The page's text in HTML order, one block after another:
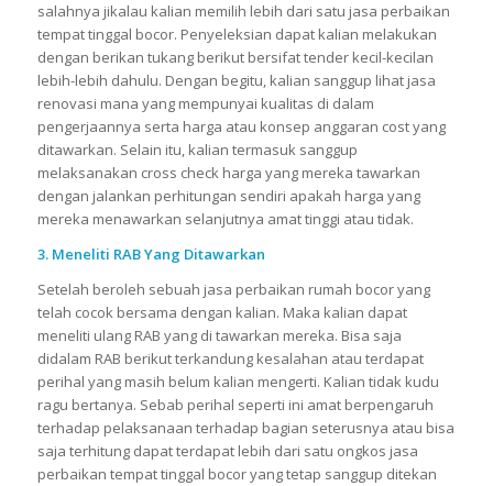
salahnya jikalau kalian memilih lebih dari satu jasa perbaikan
tempat tinggal bocor. Penyeleksian dapat kalian melakukan
dengan berikan tukang berikut bersifat tender kecil-kecilan
lebih-lebih dahulu. Dengan begitu, kalian sanggup lihat jasa
renovasi mana yang mempunyai kualitas di dalam
pengerjaannya serta harga atau konsep anggaran cost yang
ditawarkan. Selain itu, kalian termasuk sanggup
melaksanakan cross check harga yang mereka tawarkan
dengan jalankan perhitungan sendiri apakah harga yang
mereka menawarkan selanjutnya amat tinggi atau tidak.
3. Meneliti RAB Yang Ditawarkan
Setelah beroleh sebuah jasa perbaikan rumah bocor yang
telah cocok bersama dengan kalian. Maka kalian dapat
meneliti ulang RAB yang di tawarkan mereka. Bisa saja
didalam RAB berikut terkandung kesalahan atau terdapat
perihal yang masih belum kalian mengerti. Kalian tidak kudu
ragu bertanya. Sebab perihal seperti ini amat berpengaruh
terhadap pelaksanaan terhadap bagian seterusnya atau bisa
saja terhitung dapat terdapat lebih dari satu ongkos jasa
perbaikan tempat tinggal bocor yang tetap sanggup ditekan